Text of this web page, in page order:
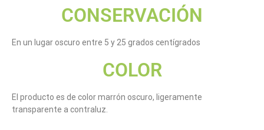
CONSERVACIÓN
En un lugar oscuro entre 5 y 25 grados centígrados
COLOR
El producto es de color marrón oscuro, ligeramente
transparente a contraluz.